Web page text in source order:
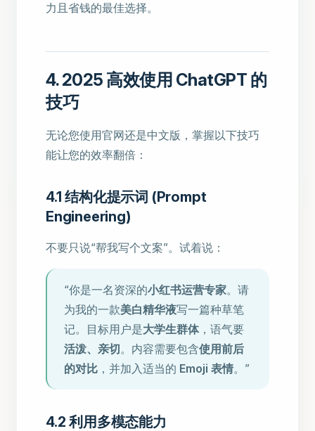
力且省钱的最佳选择。
4. 2025 高效使用 ChatGPT 的
技巧
无论您使用官网还是中文版，掌握以下技巧
能让您的效率翻倍：
4.1 结构化提示词 (Prompt
Engineering)
不要只说“帮我写个文案”。试着说：
“你是一名资深的小红书运营专家。请
为我的一款美白精华液写一篇种草笔
记。目标用户是大学生群体，语气要
活泼、亲切。内容需要包含使用前后
的对比 ，并加入适当的 Emoji 表情。”
4.2 利用多模态能力